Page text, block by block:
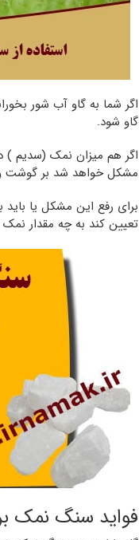
اگر شما به گاو آب شور
گاو شود.
اگر هم میزان نمک (سدیم )
مشکل خواهد شد بر گوشت و
برای رفع این مشکل یا باید
تعیین کند به چه مقدار نمک
فواید سنگ نمک